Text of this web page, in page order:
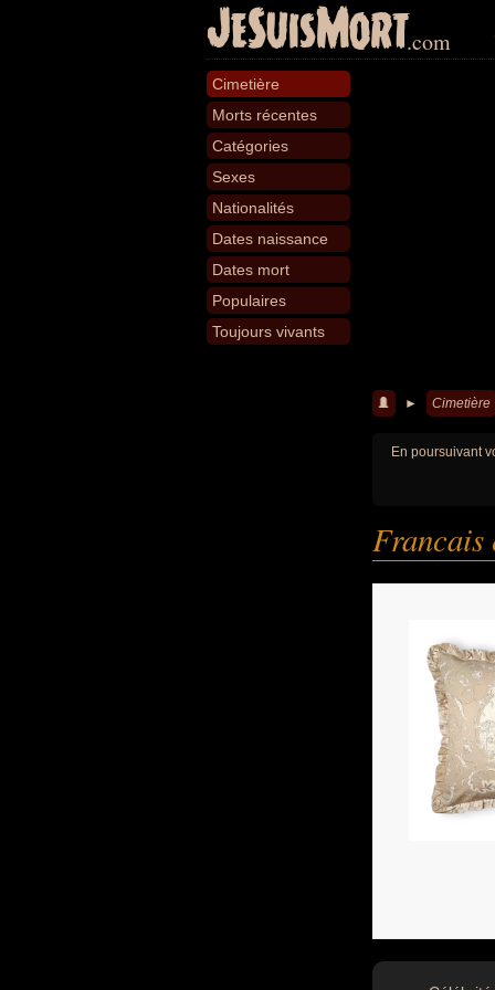
JeSuisMort.com
Cimetière
Morts récentes
Catégories
Sexes
Nationalités
Dates naissance
Dates mort
Populaires
Toujours vivants
► Cimetière
En poursuivant
Francais